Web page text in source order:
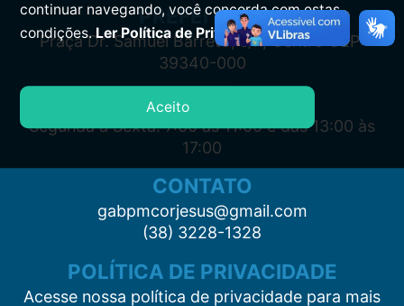
PREFEITURA
Praça Dr. Samuel Barreto, s/n, Centro CEP:
39340-000
ATENDIMENTO
Segunda à Sexta: 7:00 às 11:00 e das 13:00 às
17:00
CONTATO
gabpmcorjesus@gmail.com
(38) 3228-1328
POLÍTICA DE PRIVACIDADE
Acesse nossa política de privacidade para mais
continuar navegando, você concorda com estas
condições.Ler Política de Privacidade.
Aceito